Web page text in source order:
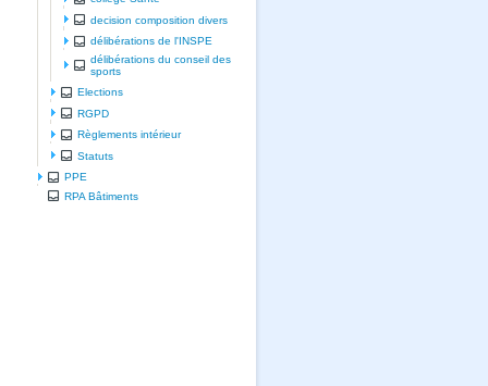
decision composition divers
délibérations de l'INSPE
délibérations du conseil des
sports
Elections
RGPD
Règlements intérieur
Statuts
PPE
RPA Bâtiments